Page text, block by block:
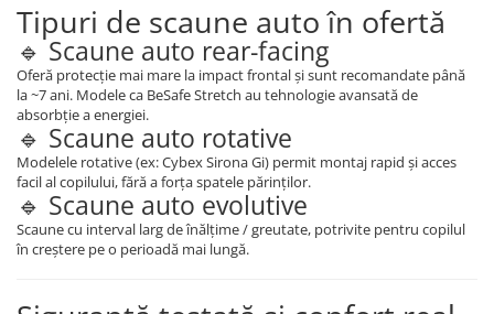
Tipuri de scaune auto în ofertă
🔹 Scaune auto rear-facing
Oferă protecție mai mare la impact frontal și sunt recomandate până
la ~7 ani. Modele ca BeSafe Stretch au tehnologie avansată de
absorbție a energiei.
🔹 Scaune auto rotative
Modelele rotative (ex: Cybex Sirona Gi) permit montaj rapid și acces
facil al copilului, fără a forța spatele părinților.
🔹 Scaune auto evolutive
Scaune cu interval larg de înălțime / greutate, potrivite pentru copilul
în creștere pe o perioadă mai lungă.